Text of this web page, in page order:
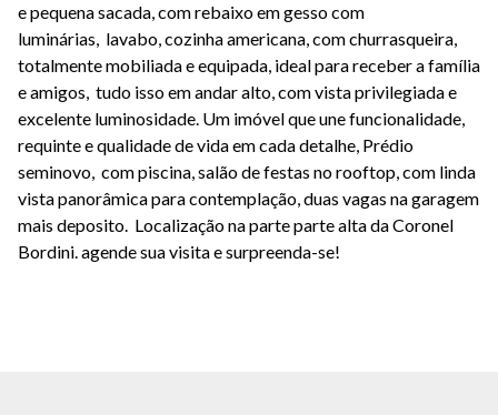
e pequena sacada, com rebaixo em gesso com
luminárias, lavabo, cozinha americana, com churrasqueira,
totalmente mobiliada e equipada, ideal para receber a família
e amigos, tudo isso emandar alto, comvista privilegiada e
excelente luminosidade. Um imóvel que une funcionalidade,
requinte e qualidade de vida em cada detalhe, Prédio
seminovo, com piscina, salão de festas no rooftop, com linda
vista panorâmica para contemplação, duas vagas na garagem
mais deposito. Localização na parte parte alta da Coronel
Bordini. agende sua visita e surpreenda-se!